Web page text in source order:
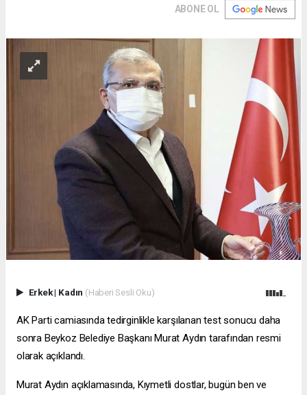
ABONE OL
Erkek| Kadın (Haberi Sesli Oku)
AK Parti camiasında tedirginlikle karşılanan test sonucu daha
sonra Beykoz Belediye Başkanı Murat Aydın tarafından resmi
olarak açıklandı.
Murat Aydın açıklamasında, Kıymetli dostlar, bugün ben ve